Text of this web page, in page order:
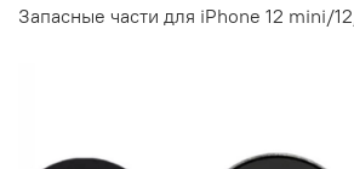
Запасные части для iPhone 12 mini/